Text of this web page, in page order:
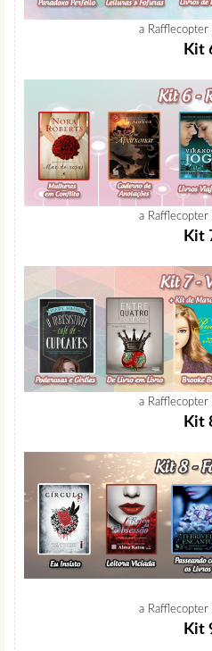
a Rafflecopter
Kit
a Rafflecopter
Kit
a Rafflecopter
Kit
a Rafflecopter
Kit